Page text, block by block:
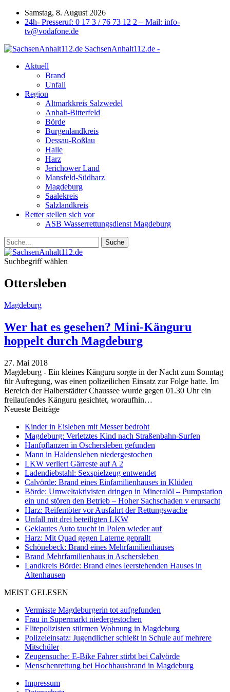
Samstag, 8. August 2026
24h- Presseruf: 0 17 3 / 76 73 12 2 – Mail: info-
tv@vodafone.de
SachsenAnhalt112.de -
Aktuell
Brand
Unfall
Region
Altmarkkreis Salzwedel
Anhalt-Bitterfeld
Börde
Burgenlandkreis
Dessau-Roßlau
Halle
Harz
Jerichower Land
Mansfeld-Südharz
Magdeburg
Saalekreis
Salzlandkreis
Retter stellen sich vor
ASB Wasserrettungsdienst Magdeburg
Suchbegriff wählen
Ottersleben
Magdeburg
Wer hat es gesehen? Mini-Känguru
hoppelt durch Magdeburg
27. Mai 2018
Magdeburg - Ein kleines Känguru sorgte in der Nacht zum Sonntag
für Aufregung, was einen polizeilichen Einsatz zur Folge hatte. Im
Bereich der Halberstädter Chaussee wurde gegen 01.30 Uhr ein
freilaufendes Känguru gesichtet, woraufhin…
Neueste Beiträge
Kinder in Eisleben mit Messer bedroht
Magdeburg: Verletztes Kind nach Straßenbahn-Surfen
Hanfpflanzen in Oschersleben gefunden
Mann in Haldensleben niedergestochen
LKW verliert Gärreste auf A 2
Ladendiebstahl: Sexspielzeug entwendet
Calvörde: Brand eines Einfamilienhauses in Klüden
Börde: Umweltaktivisten dringen in Mineralöl – Pumpstation
ein und stören den Betrieb – Hoher Sachschaden v erursacht
Harz: Reifentöter vor Ausfahrt der Rettungswache
Unfall mit drei beteiligten LKW
Geklautes Auto taucht in Polen wieder auf
Harz: Mit Quad gegen Laterne geprallt
Schönebeck: Brand eines Mehrfamilienhauses
Brand Mehrfamilienhaus in Aschersleben
Landkreis Börde: Brand eines leerstehenden Hauses in
Altenhausen
MEIST GELESEN
Vermisste Magdeburgerin tot aufgefunden
Frau in Supermarkt niedergestochen
Elitepolizisten stürmen Wohnung in Magdeburg
Polizeieinsatz: Jugendlicher schießt in Schule auf mehrere
Mitschüler
Zeugensuche: E-Bike Fahrer stirbt bei Calvörde
Menschenrettung bei Hochhausbrand in Magdeburg
Impressum